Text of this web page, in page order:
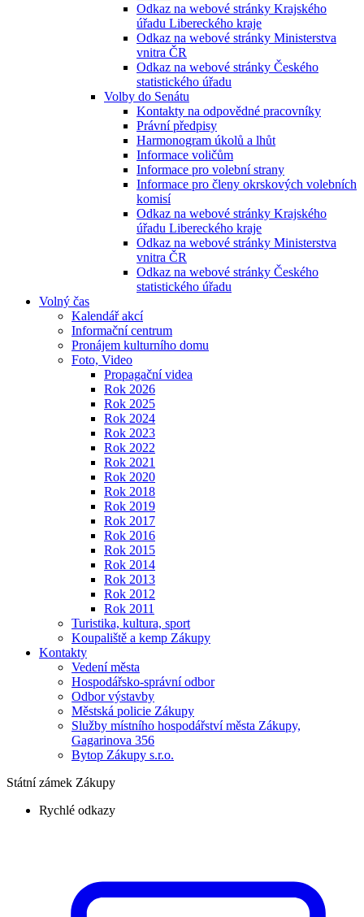
Odkaz na webové stránky Krajského
úřadu Libereckého kraje
Odkaz na webové stránky Ministerstva
vnitra ČR
Odkaz na webové stránky Českého
statistického úřadu
Volby do Senátu
Kontakty na odpovědné pracovníky
Právní předpisy
Harmonogram úkolů a lhůt
Informace voličům
Informace pro volební strany
Informace pro členy okrskových volebních
komisí
Odkaz na webové stránky Krajského
úřadu Libereckého kraje
Odkaz na webové stránky Ministerstva
vnitra ČR
Odkaz na webové stránky Českého
statistického úřadu
Volný čas
Kalendář akcí
Informační centrum
Pronájem kulturního domu
Foto, Video
Propagační videa
Rok 2026
Rok 2025
Rok 2024
Rok 2023
Rok 2022
Rok 2021
Rok 2020
Rok 2018
Rok 2019
Rok 2017
Rok 2016
Rok 2015
Rok 2014
Rok 2013
Rok 2012
Rok 2011
Turistika, kultura, sport
Koupaliště a kemp Zákupy
Kontakty
Vedení města
Hospodářsko-správní odbor
Odbor výstavby
Městská policie Zákupy
Služby místního hospodářství města Zákupy,
Gagarinova 356
Bytop Zákupy s.r.o.
Státní zámek Zákupy
Rychlé odkazy